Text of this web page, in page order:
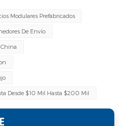
Modulares Prefabricados
De Envío
China
Desde $10 Mil Hasta $200 Mil